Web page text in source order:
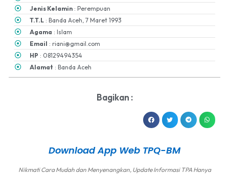
Jenis Kelamin : Perempuan
T.T.L : Banda Aceh, 7 Maret 1993
Agama : Islam
Email : riani@gmail.com
HP : 08129494354
Alamat : Banda Aceh
Bagikan :
Download App Web TPQ-BM
Nikmati Cara Mudah dan Menyenangkan, Update Informasi TPA Hanya